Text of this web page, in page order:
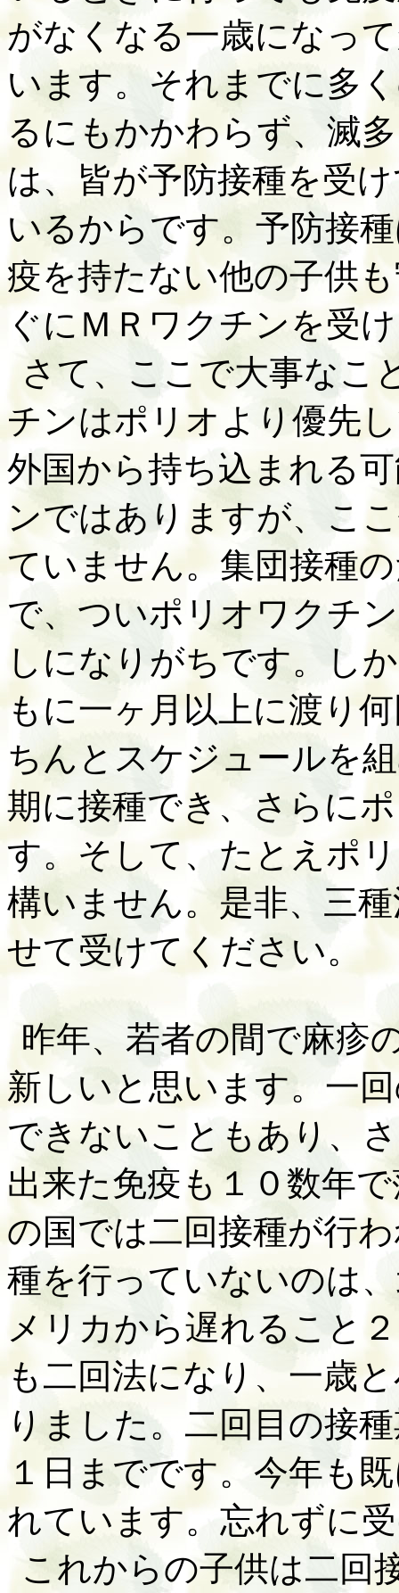
がなくなる一歳になっ
います。それまでに多
るにもかかわらず、滅
は、皆が予防接種を受
いるからです。予防接
疫を持たない他の子供
ぐにＭＲワクチンを受
さて、ここで大事なこ
チンはポリオより優先
外国から持ち込まれる
ンではありますが、こ
ていません。集団接種
で、ついポリオワクチ
しになりがちです。し
もに一ヶ月以上に渡り
ちんとスケジュールを
期に接種でき、さらに
す。そして、たとえポ
構いません。是非、三
せて受けてください。
昨年、若者の間で麻疹
新しいと思います。一
できないこともあり、
出来た免疫も１０数年
の国では二回接種が行
種を行っていないのは
メリカから遅れること
も二回法になり、一歳
りました。二回目の接
１日までです。今年も
れています。忘れずに
これからの子供は二回